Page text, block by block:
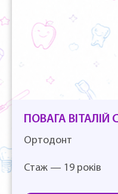
ПОВАГА ВІТАЛІЙ
Ортодонт
Стаж — 19 років